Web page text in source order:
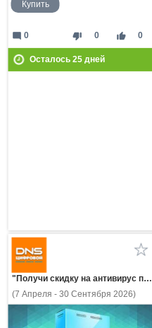
Купить
thumb_down 0 thumb_up 0
mode_comment 0
Осталось 25дней
"Получи скидку на антивирус при покупке ПК, ноутбука или услуги сборки ПК!"
(7 Апреля - 30 Сентября 2026)